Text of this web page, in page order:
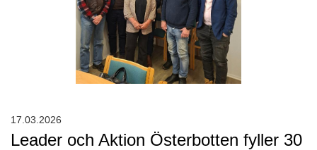
Leader och Aktion Österbotten fyller 30
17.03.2026